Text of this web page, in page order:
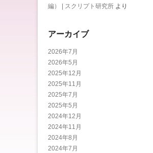
編） | スクリプト研究所 より
アーカイブ
2026年7月
2026年5月
2025年12月
2025年11月
2025年7月
2025年5月
2024年12月
2024年11月
2024年8月
2024年7月